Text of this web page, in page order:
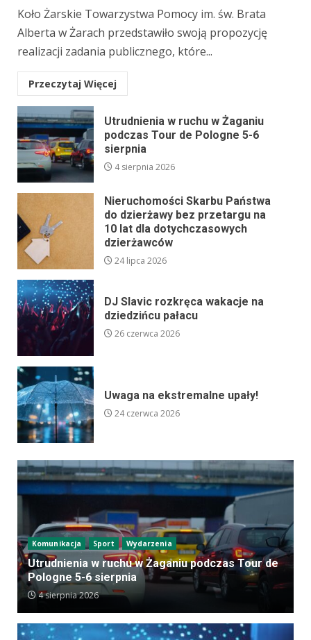
Koło Żarskie Towarzystwa Pomocy im. św. Brata
Alberta w Żarach przedstawiło swoją propozycję
realizacji zadania publicznego, które...
Przeczytaj Więcej
Utrudnienia w ruchu w Żaganiu
podczas Tour de Pologne 5-6
sierpnia
4 sierpnia 2026
Nieruchomości Skarbu Państwa
do dzierżawy bez przetargu na
10 lat dla dotychczasowych
dzierżawców
24 lipca 2026
DJ Slavic rozkręca wakacje na
dziedzińcu pałacu
26 czerwca 2026
Uwaga na ekstremalne upały!
24 czerwca 2026
Komunikacja Sport Wydarzenia
Utrudnienia w ruchu w Żaganiu podczas Tour de
Pologne 5-6 sierpnia
4 sierpnia 2026